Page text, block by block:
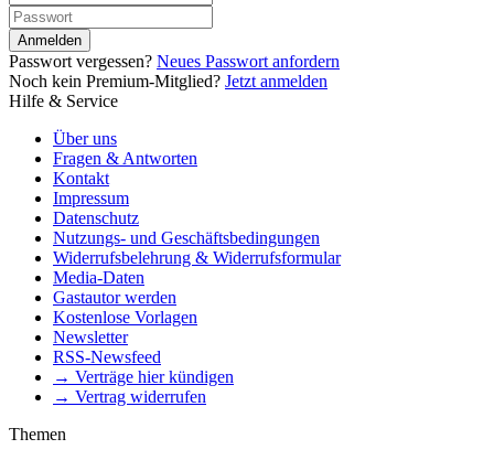
Anmelden
Passwort vergessen? Neues Passwort anfordern
Noch kein Premium-Mitglied? Jetzt anmelden
Hilfe & Service
Über uns
Fragen & Antworten
Kontakt
Impressum
Datenschutz
Nutzungs- und Geschäftsbedingungen
Widerrufsbelehrung & Widerrufsformular
Media-Daten
Gastautor werden
Kostenlose Vorlagen
Newsletter
RSS-Newsfeed
→ Verträge hier kündigen
→ Vertrag widerrufen
Themen